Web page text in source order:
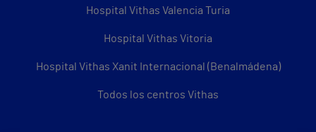
Hospital Vithas Valencia Turia
Hospital Vithas Vitoria
Hospital Vithas Xanit Internacional (Benalmádena)
Todos los centros Vithas